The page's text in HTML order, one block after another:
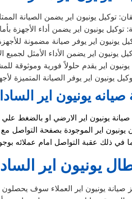
يونيون اير
في ذلك عقبة التواصل امام عملائه
يونيون اير
يونيون اير العملاء سوف يحصلون